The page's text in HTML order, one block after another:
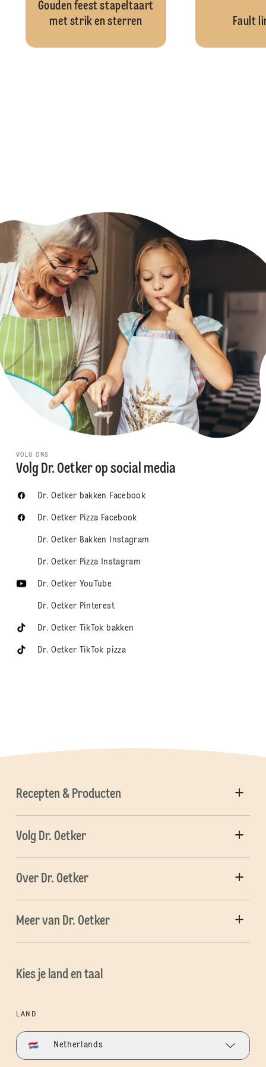
Gouden feest stapeltaart
met strik en sterren
Fault
VOLG ONS
Volg Dr. Oetker op social media
Dr. Oetker bakken Facebook
Dr. Oetker Pizza Facebook
Dr. Oetker Bakken Instagram
Dr. Oetker Pizza Instagram
Dr. Oetker YouTube
Dr. Oetker Pinterest
Dr. Oetker TikTok bakken
Dr. Oetker TikTok pizza
Recepten & Producten
Volg Dr. Oetker
Over Dr. Oetker
Meer van Dr. Oetker
Kies je land en taal
LAND
Netherlands